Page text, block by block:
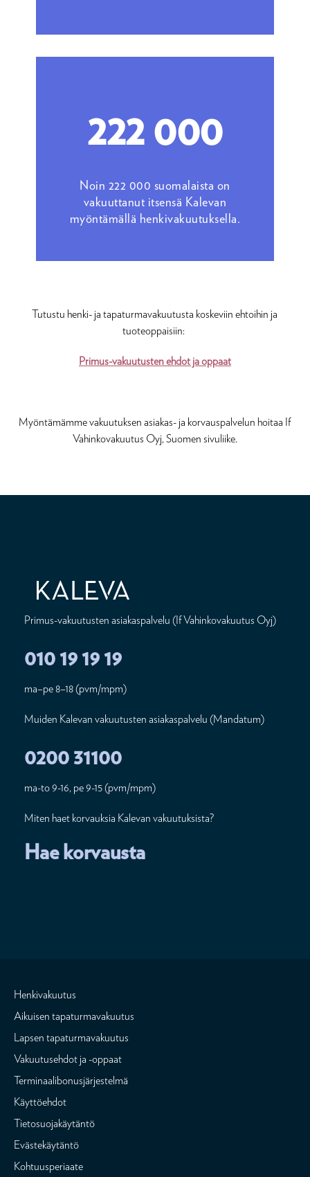
222 000
Noin 222 000 suomalaista on
vakuuttanut itsensä Kalevan
myöntämällä henkivakuutuksella.
Tutustu henki- ja tapaturmavakuutusta koskeviin ehtoihin ja
tuoteoppaisiin:
Primus-vakuutusten ehdot ja oppaat
Myöntämämme vakuutuksen asiakas- ja korvauspalvelun hoitaa If
Vahinkovakuutus Oyj, Suomen sivuliike.
Primus-vakuutusten asiakaspalvelu (If Vahinkovakuutus Oyj)
010 19 19 19
ma–pe 8–18 (pvm/mpm)
Muiden Kalevan vakuutusten asiakaspalvelu (Mandatum)
0200 31100
ma-to 9-16, pe 9-15 (pvm/mpm)
Miten haet korvauksia Kalevan vakuutuksista?
Hae korvausta
Henkivakuutus
Aikuisen tapaturmavakuutus
Lapsen tapaturmavakuutus
Vakuutusehdot ja -oppaat
Terminaalibonusjärjestelmä
Käyttöehdot
Tietosuojakäytäntö
Evästekäytäntö
Kohtuusperiaate